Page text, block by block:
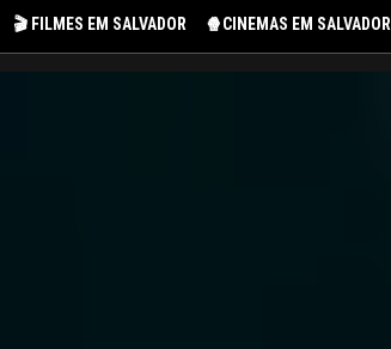
🎬 FILMES EM SALVADOR 🍿CINEMAS EM SALVADOR